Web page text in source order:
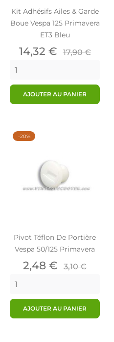
Kit Adhésifs Ailes & Garde
Boue Vespa 125 Primavera
ET3 Bleu
Prix
14,32 € Prix
17,90 €
AJOUTER AU PANIER
Pivot Téflon De Portière
Vespa 50/125 Primavera
Prix
2,48 € Prix
3,10 €
AJOUTER AU PANIER
-20%